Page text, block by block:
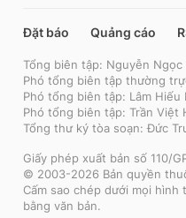
Đặt báo Quảng cáo
Tổng biên tập: Nguyễn Ngọc
Phó tổng biên tập thường
Phó tổng biên tập: Lâm Hiếu
Phó tổng biên tập: Trần Việt
Tổng thư ký tòa soạn: Đức
Giấy phép xuất bản số 110/
© 2003-2026 Bản quyền
Cấm sao chép dưới mọi
bằng văn bản.